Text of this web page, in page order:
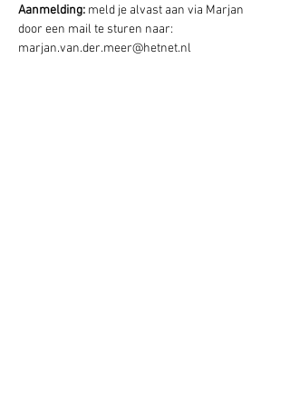
Aanmelding: meld je alvast aan via Marjan
door een mail te sturen naar:
marjan.van.der.meer@hetnet.nl